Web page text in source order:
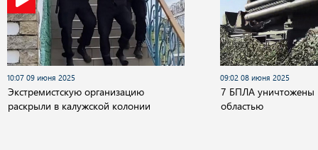
10:07 09 июня 2025
Экстремистскую организацию
раскрыли в калужской колонии
09:02 08 июня 2025
7 БПЛА уничтожены
областью